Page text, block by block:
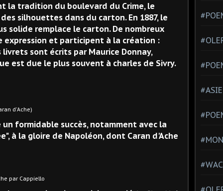
la tradition du boulevard du Crime, le
silhouettes dans du carton. En 1887, le
solide remplace le carton. De nombreux
et participent à la création :
sont écrits par Maurice Donnay,
est due le plus souvent à charles de Sivry.
formidable succès, notamment avec la
à la gloire de Napoléon, dont Caran d'Ache
#ASIE